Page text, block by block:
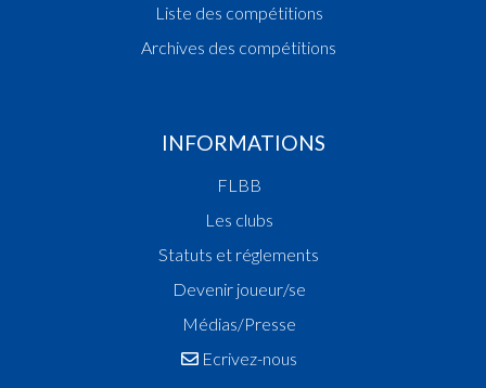
Liste des compétitions
Archives des compétitions
INFORMATIONS
FLBB
Les clubs
Statuts et réglements
Devenir joueur/se
Médias/Presse
Ecrivez-nous